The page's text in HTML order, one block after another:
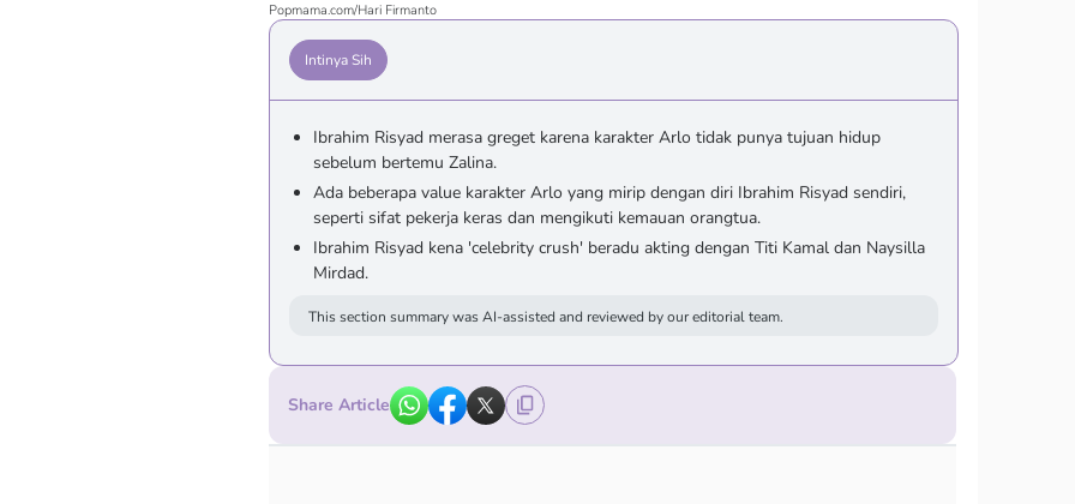
Popmama.com/Hari Firmanto
Intinya Sih
Ibrahim Risyad merasa greget karena karakter Arlo tidak punya tujuan hidup
sebelum bertemu Zalina.
Ada beberapa value karakter Arlo yang mirip dengan diri Ibrahim Risyad sendiri,
seperti sifat pekerja keras dan mengikuti kemauan orangtua.
Ibrahim Risyad kena 'celebrity crush' beradu akting dengan Titi Kamal dan Naysilla
Mirdad.
This section summary was AI-assisted and reviewed by our editorial team.
Share Article